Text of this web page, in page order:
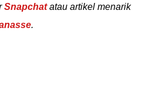
Snapchatatau artikel menarik
.